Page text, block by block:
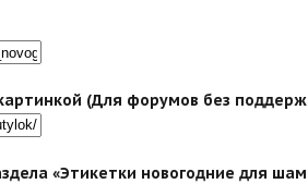
(Для форумов без
«Этикетки новогодние для